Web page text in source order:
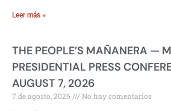
Leer más »
THE PEOPLE’S MAÑANERA —
PRESIDENTIAL PRESS
AUGUST 7, 2026
7 de agosto, 2026 No hay comentarios